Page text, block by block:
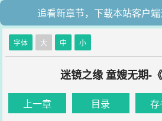
追看新章节，下载本站客户
字体 大 中 小
迷镜之缘 童嫂无期-
上一章 目录 存